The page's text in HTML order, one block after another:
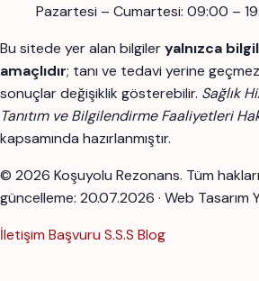
Pazartesi – Cumartesi: 09:00 –
Bu sitede yer alan bilgileryalnızca
amaçlıdır; tanı ve tedavi yerine
sonuçlar değişiklik gösterebilir. Sağlık
Tanıtım ve Bilgilendirme Faaliyetleri
kapsamında hazırlanmıştır.
© 2026 Koşuyolu Rezonans. Tüm hakları
güncelleme: 20.07.2026 · Web Tasarım
İletişim Başvuru S.S.S Blog